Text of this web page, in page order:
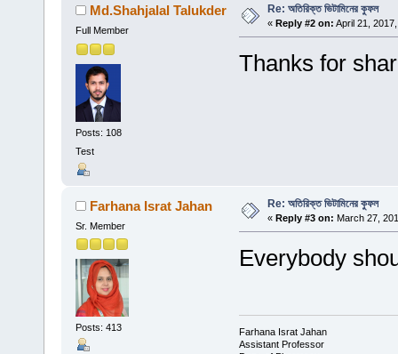
Md.Shahjalal Talukder
Full Member
Posts: 108
Test
Re: অতিরিক্ত ভিটামিনের কুফল
« Reply #2 on: April 21,
Thanks for
Farhana Israt Jahan
Sr. Member
Posts: 413
Re: অতিরিক্ত ভিটামিনের কুফল
« Reply #3 on: March 27,
Everybody
Farhana Israt Jahan
Assistant Professor